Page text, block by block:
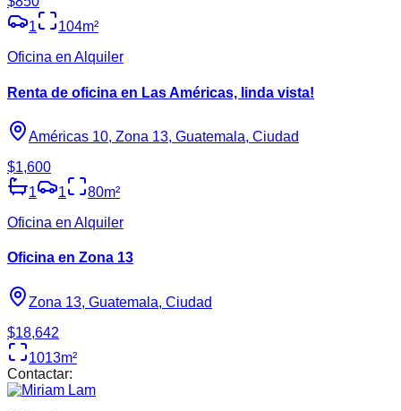
1
104m²
Oficina en Alquiler
Renta de oficina en Las Américas, linda vista!
Américas 10, Zona 13, Guatemala, Ciudad
$1,600
1
1 80m²
Oficina en Alquiler
Oficina en Zona 13
Zona 13, Guatemala, Ciudad
$18,642
1013m²
Contactar: